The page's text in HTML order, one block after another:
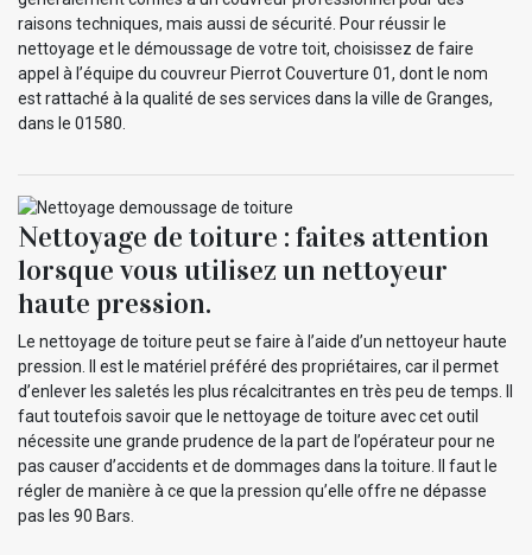
raisons techniques, mais aussi de sécurité. Pour réussir le
nettoyage et le démoussage de votre toit, choisissez de faire
appel à l’équipe du couvreur Pierrot Couverture 01, dont le nom
est rattaché à la qualité de ses services dans la ville de Granges,
dans le 01580.
Nettoyage de toiture : faites attention
lorsque vous utilisez un nettoyeur
haute pression.
Le nettoyage de toiture peut se faire à l’aide d’un nettoyeur haute
pression. Il est le matériel préféré des propriétaires, car il permet
d’enlever les saletés les plus récalcitrantes en très peu de temps. Il
faut toutefois savoir que le nettoyage de toiture avec cet outil
nécessite une grande prudence de la part de l’opérateur pour ne
pas causer d’accidents et de dommages dans la toiture. Il faut le
régler de manière à ce que la pression qu’elle offre ne dépasse
pas les 90 Bars.